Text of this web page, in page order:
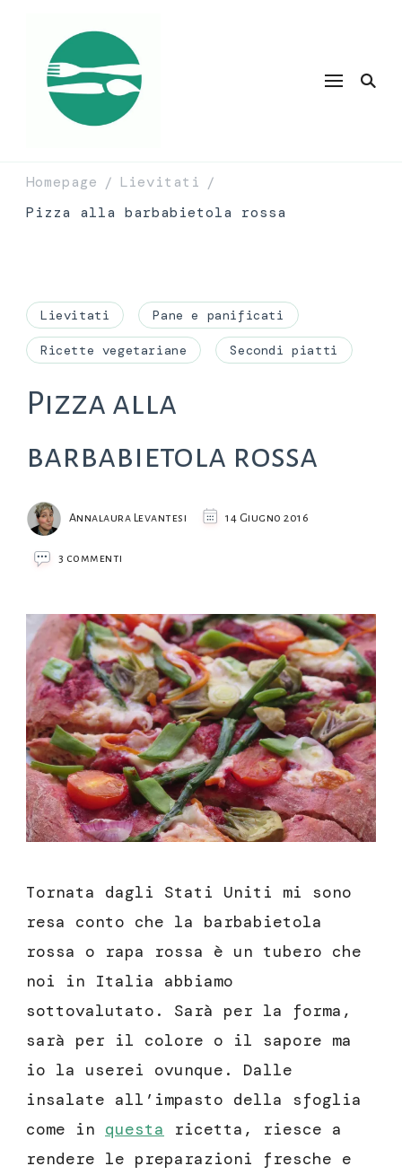
Homepage / Lievitati /
Pizza alla barbabietola rossa
Lievitati Pane e panificati
Ricette vegetariane Secondi piatti
Pizza alla
barbabietola rossa
Annalaura Levantesi 14 Giugno 2016
3 commenti
barbabietola
rossa
Tornata dagli Stati Uniti mi sono
resa conto che la barbabietola
rossa o rapa rossa è un tubero che
noi in Italia abbiamo
sottovalutato. Sarà per la forma,
sarà per il colore o il sapore ma
io la userei ovunque. Dalle
insalate all’impasto della sfoglia
come in questa ricetta, riesce a
rendere le preparazioni fresche e